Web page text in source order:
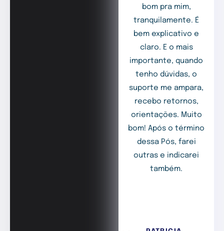
bom pra mim,
tranquilamente. É
bem explicativo e
claro. E o mais
importante, quando
tenho dúvidas, o
suporte me ampara,
recebo retornos,
orientações. Muito
bom! Após o término
dessa Pós, farei
outras e indicarei
também.